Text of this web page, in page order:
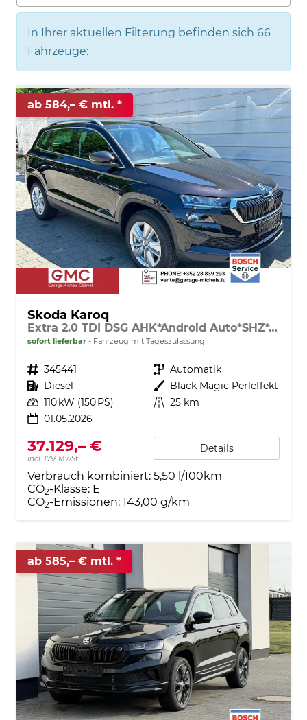
In Ihrer aktuellen Filterung befinden sich 66
Fahrzeuge:
ab 584,– € mtl.
Skoda Karoq
Extra 2.0 TDI DSG AHK*Android Auto*SHZ*ACC*Keyless*Kamera*17" LM* 2Z Klimaauto*SUNSET
sofort lieferbar Fahrzeug mit Tageszulassung
Fahrzeugnr. 345441 Getriebe Automatik
Kraftstoff Diesel Außenfarbe Black Magic Perleffekt
Leistung 110 kW (150 PS) Kilometerstand 25 km
01.05.2026
37.129,– €
incl. 17% MwSt.
Details
Verbrauch kombiniert: 5,50 l/100km
CO2-Klasse: E
CO2-Emissionen: 143,00 g/km
ab 585,– € mtl.